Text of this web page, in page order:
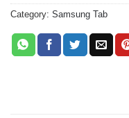
Category: Samsung Tab